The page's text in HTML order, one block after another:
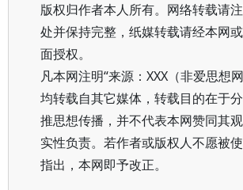
版权归作者本人所有。网络转载请
处并保持完整，纸媒转载请经本网
面授权。
凡本网注明“来源：XXX（非爱思想
均转载自其它媒体，转载目的在于
推思想传播，并不代表本网赞同其
实性负责。若作者或版权人不愿被
指出，本网即予改正。